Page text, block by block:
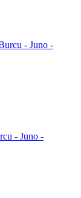
- Juno -